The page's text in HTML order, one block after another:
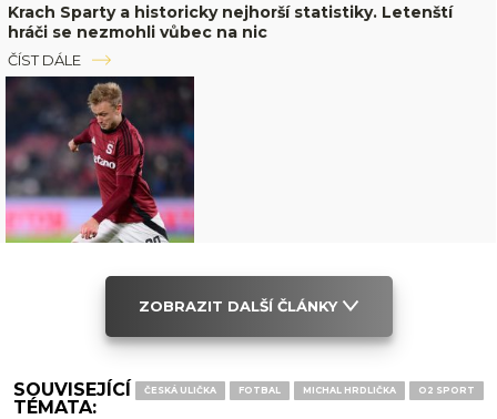
Krach Sparty a historicky nejhorší statistiky. Letenští
hráči se nezmohli vůbec na nic
ČÍST DÁLE
ZOBRAZIT DALŠÍ ČLÁNKY
SOUVISEJÍCÍ
TÉMATA:
ČESKÁ ULIČKA FOTBAL MICHAL HRDLIČKA O2 SPORT